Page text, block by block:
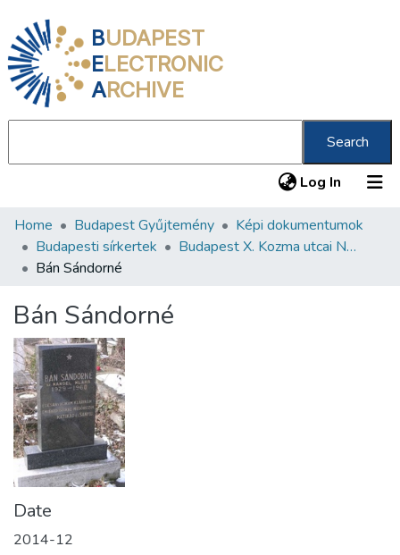
BUDAPEST
ELECTRONIC
ARCHIVE
Search
Log In (current)
Communities & Collections
All of DSpace
About us
Home Budapest Gyűjtemény
Képi dokumentumok
Budapesti sírkertek
Budapest X. Kozma utcai Neológ Zsidó Temető
Bán Sándorné
Bán Sándorné
Date
2014-12